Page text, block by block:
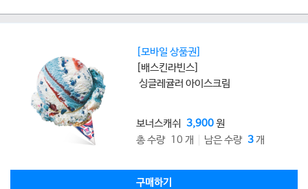
[모바일 상품권]
[배스킨라빈스]
싱글레귤러 아이스크림
보너스캐쉬 3,900원
총 수량 10 개
남은 수량 3개
구매하기